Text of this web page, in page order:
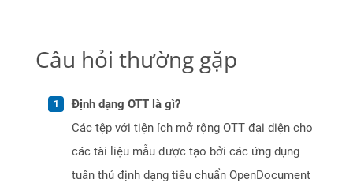
Câu hỏi thường gặp
Định dạng OTT là gì?
Các tệp với tiện ích mở rộng OTT đại diện cho
các tài liệu mẫu được tạo bởi các ứng dụng
tuân thủ định dạng tiêu chuẩn OpenDocument